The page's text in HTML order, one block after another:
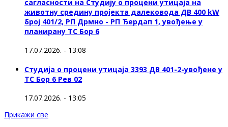
сагласности на Студију о процени утицаја на
животну средину пројекта далековода ДВ 400 kW
број 401/2, РП Дрмно - РП Ђердап 1, увођење у
планирану ТС Бор 6
17.07.2026. - 13:08
Студија о процени утицаја 3393 ДВ 401-2-увођене у
ТС Бор 6 Рев 02
17.07.2026. - 13:05
Прикажи све